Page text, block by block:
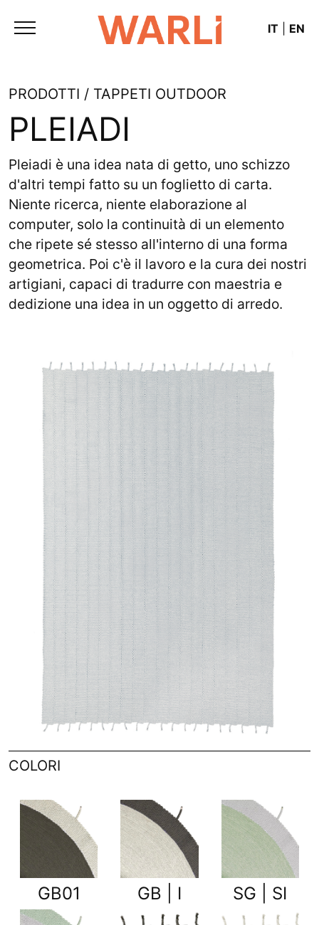
IT EN
PRODOTTI / TAPPETI OUTDOOR
PLEIADI
Pleiadi è una idea nata di getto, uno schizzo
d'altri tempi fatto su un foglietto di carta.
Niente ricerca, niente elaborazione al
computer, solo la continuità di un elemento
che ripete sé stesso all'interno di una forma
geometrica. Poi c'è il lavoro e la cura dei nostri
artigiani, capaci di tradurre con maestria e
dedizione una idea in un oggetto di arredo.
COLORI
GB01 GB | I SG | SI